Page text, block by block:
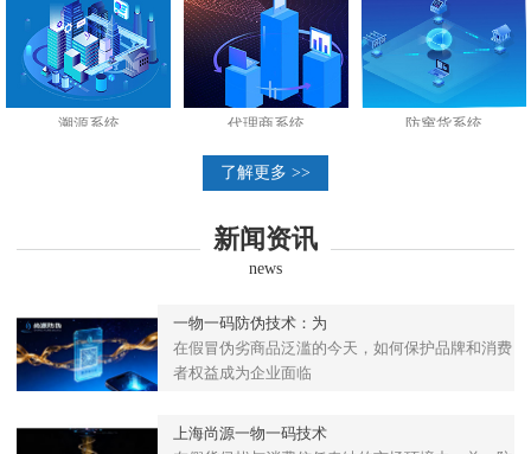
溯源系统 代理商系统 防窜货系统
了解更多 >>
新闻资讯
news
一物一码防伪技术：为
在假冒伪劣商品泛滥的今天，如何保护品牌和消费
者权益成为企业面临
上海尚源一物一码技术